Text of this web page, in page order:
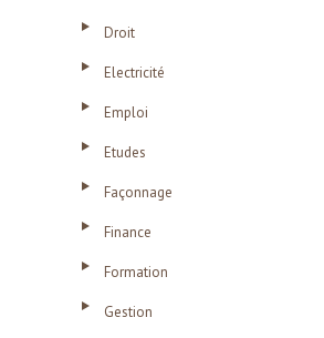
Droit
Electricité
Emploi
Etudes
Façonnage
Finance
Formation
Gestion